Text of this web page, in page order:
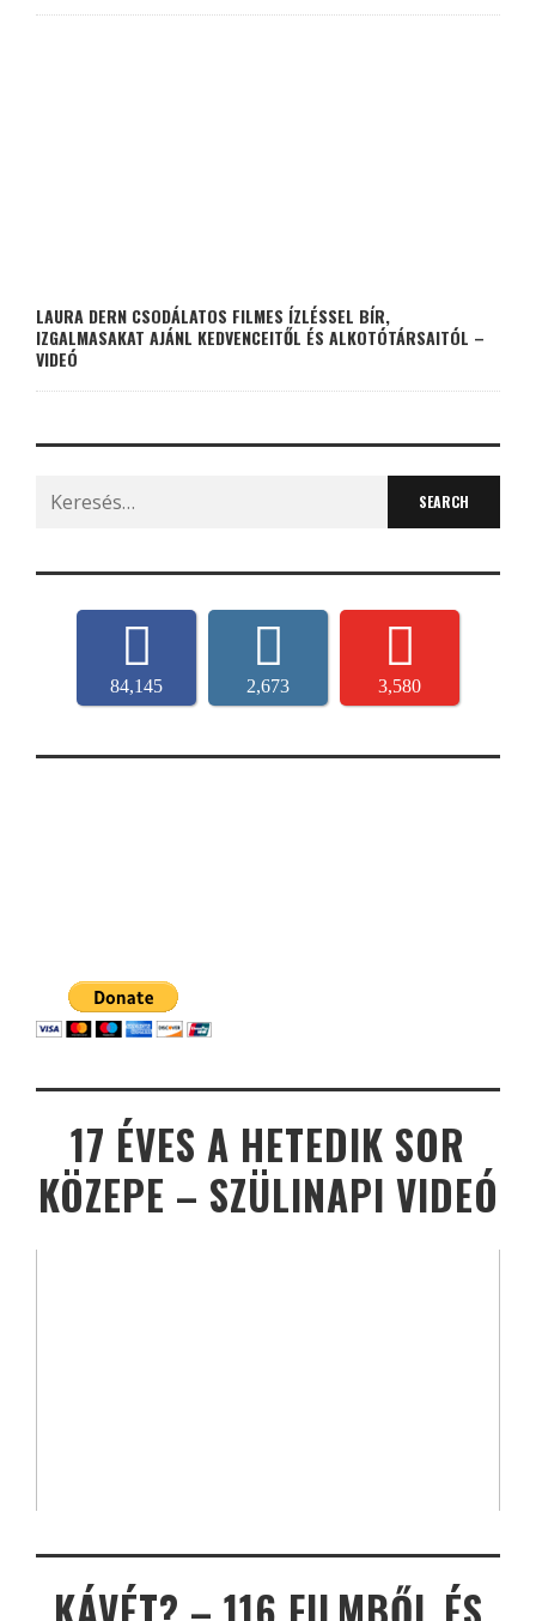
LAURA DERN CSODÁLATOS FILMES ÍZLÉSSEL BÍR,
IZGALMASAKAT AJÁNL KEDVENCEITŐL ÉS ALKOTÓTÁRSAITÓL –
VIDEÓ
Search
for:
84,145 2,673 3,580
17 ÉVES A HETEDIK SOR
KÖZEPE – SZÜLINAPI VIDEÓ